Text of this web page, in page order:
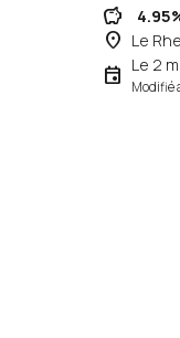
savings
place Le
event Le 2
Modifié